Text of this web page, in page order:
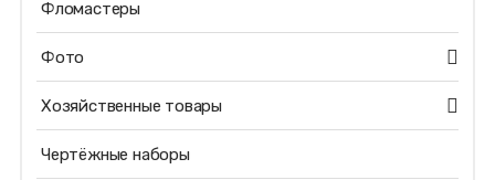
Фломастеры
Фото
Хозяйственные товары
Чертёжные наборы